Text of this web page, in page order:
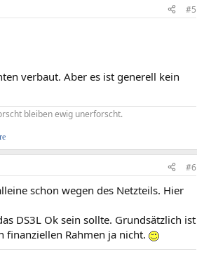
#5
verbaut. Aber es ist generell kein
bleiben ewig unerforscht.
#6
schon wegen des Netzteils. Hier
DS3L Ok sein sollte. Grundsätzlich ist
finanziellen Rahmen ja nicht.